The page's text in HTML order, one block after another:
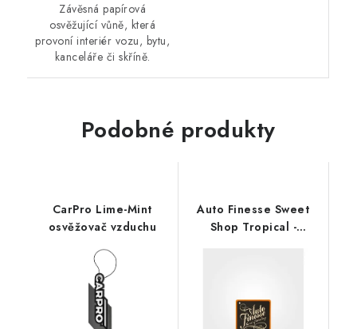
Závěsná papírová
osvěžující vůně, která
provoní interiér vozu, bytu,
kanceláře či skříně.
Podobné produkty
CarPro Lime-Mint
osvěžovač vzduchu
Auto Finesse Sweet
Shop Tropical -